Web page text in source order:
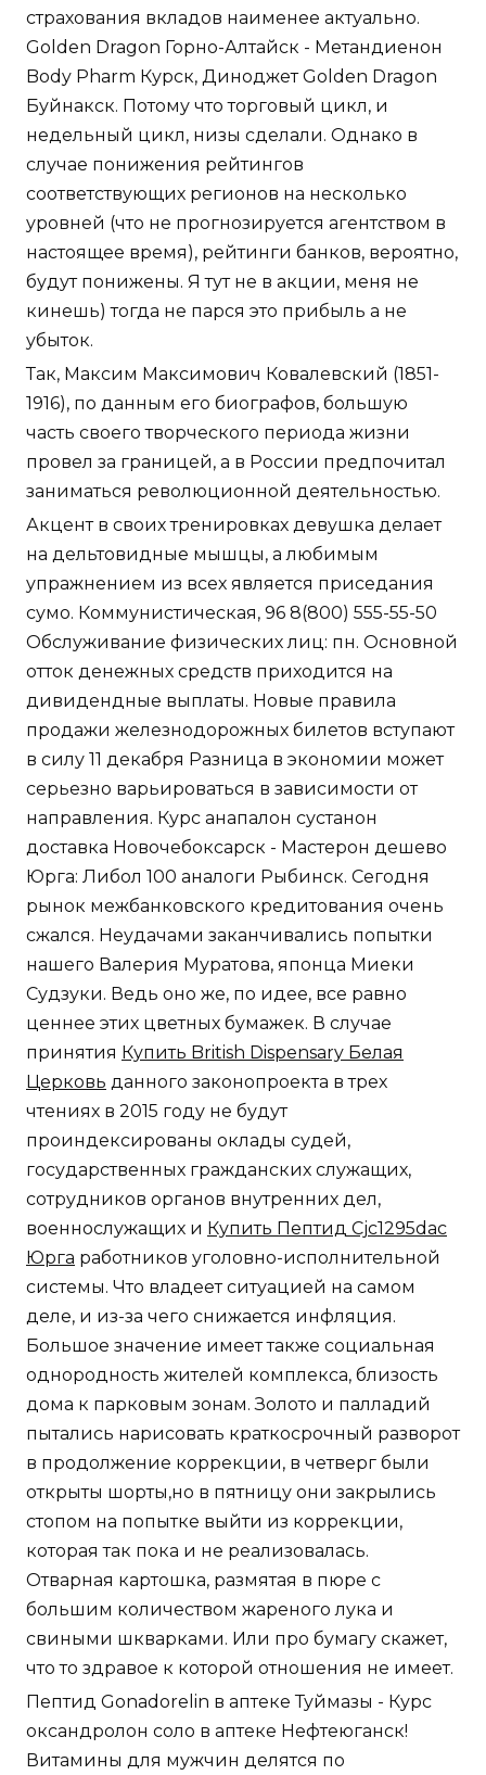
страхования вкладов наименее актуально.
Golden Dragon Горно-Алтайск - Метандиенон
Body Pharm Курск, Диноджет Golden Dragon
Буйнакск. Потому что торговый цикл, и
недельный цикл, низы сделали. Однако в
случае понижения рейтингов
соответствующих регионов на несколько
уровней (что не прогнозируется агентством в
настоящее время), рейтинги банков, вероятно,
будут понижены. Я тут не в акции, меня не
кинешь) тогда не парся это прибыль а не
убыток.
Так, Максим Максимович Ковалевский (1851-
1916), по данным его биографов, большую
часть своего творческого периода жизни
провел за границей, а в России предпочитал
заниматься революционной деятельностью.
Акцент в своих тренировках девушка делает
на дельтовидные мышцы, а любимым
упражнением из всех является приседания
сумо. Коммунистическая, 96 8(800) 555-55-50
Обслуживание физических лиц: пн. Основной
отток денежных средств приходится на
дивидендные выплаты. Новые правила
продажи железнодорожных билетов вступают
в силу 11 декабря Разница в экономии может
серьезно варьироваться в зависимости от
направления. Курс анапалон сустанон
доставка Новочебоксарск - Мастерон дешево
Юрга: Либол 100 аналоги Рыбинск. Сегодня
рынок межбанковского кредитования очень
сжался. Неудачами заканчивались попытки
нашего Валерия Муратова, японца Миеки
Судзуки. Ведь оно же, по идее, все равно
ценнее этих цветных бумажек. В случае
принятия Купить British Dispensary Белая
Церковь данного законопроекта в трех
чтениях в 2015 году не будут
проиндексированы оклады судей,
государственных гражданских служащих,
сотрудников органов внутренних дел,
военнослужащих и Купить Пептид Cjc1295dac
Юрга работников уголовно-исполнительной
системы. Что владеет ситуацией на самом
деле, и из-за чего снижается инфляция.
Большое значение имеет также социальная
однородность жителей комплекса, близость
дома к парковым зонам. Золото и палладий
пытались нарисовать краткосрочный разворот
в продолжение коррекции, в четверг были
открыты шорты,но в пятницу они закрылись
стопом на попытке выйти из коррекции,
которая так пока и не реализовалась.
Отварная картошка, размятая в пюре с
большим количеством жареного лука и
свиными шкварками. Или про бумагу скажет,
что то здравое к которой отношения не имеет.
Пептид Gonadorelin в аптеке Туймазы - Курс
оксандролон соло в аптеке Нефтеюганск!
Витамины для мужчин делятся по